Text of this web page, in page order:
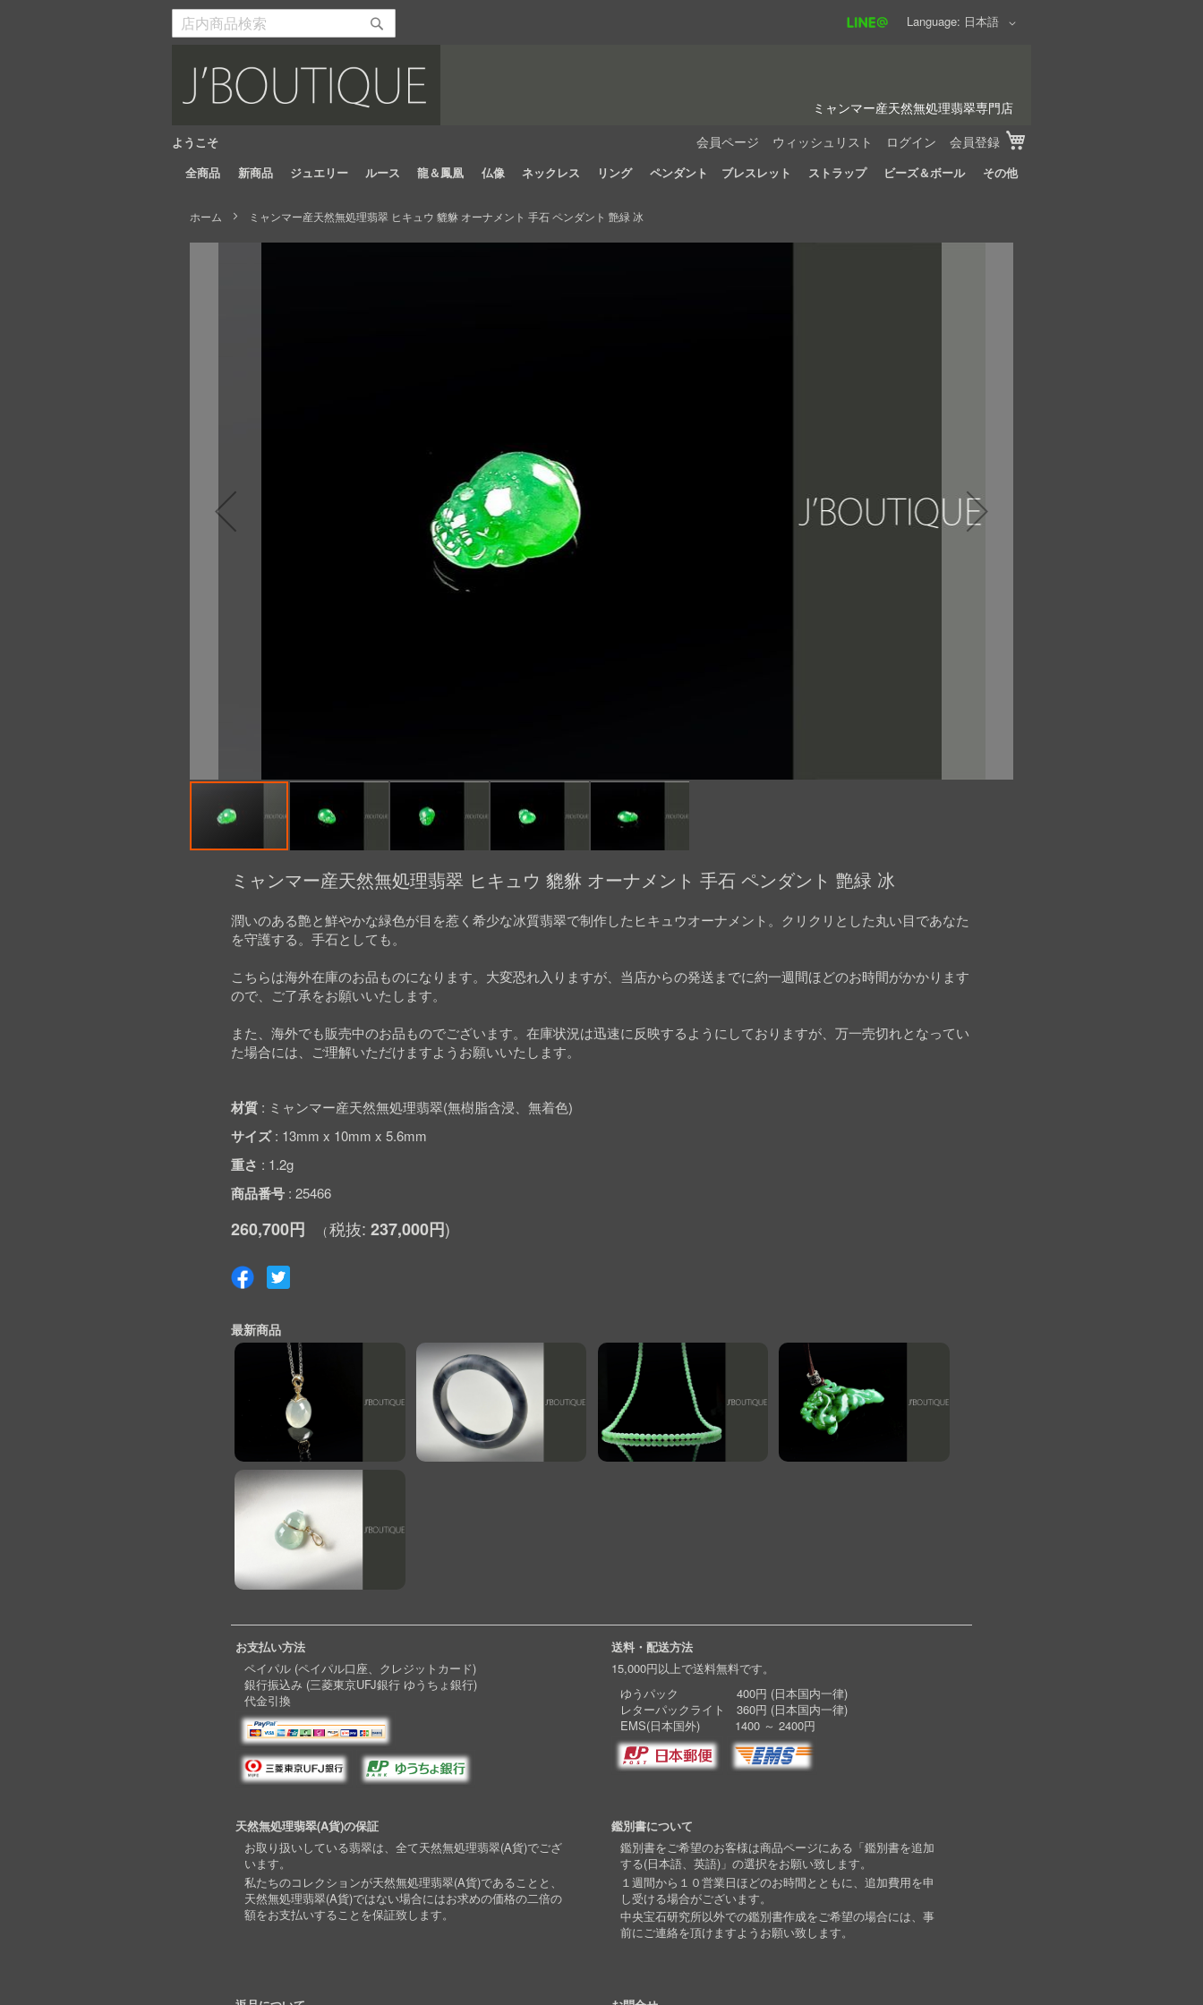
Language
日本語
会員ページ ウィッシュリスト ログイン 会員登録
Skip
ミャンマー産天然無処理翡翠専門店
ようこそ
検
検
始
全商品 新商品 ジュエリー ルース 龍＆鳳凰 仏像 ネックレス リング ペンダント ブレスレット ストラップ ビーズ＆ボール その他
ホーム ミャンマー産天然無処理翡翠 ヒキュウ 貔貅 オーナメント 手石 ペンダント 艶緑 冰
ミャンマー産天然無処理翡翠 ヒキュウ 貔貅 オーナメント 手石 ペンダント 艶緑 冰
潤いのある艶と鮮やかな緑色が目を惹く希少な冰質翡翠で制作したヒキュウオーナメント。クリクリとした丸い目であなた
を守護する。手石としても。
こちらは海外在庫のお品ものになります。大変恐れ入りますが、当店からの発送までに約一週間ほどのお時間がかかります
ので、ご了承をお願いいたします。
また、海外でも販売中のお品ものでございます。在庫状況は迅速に反映するようにしておりますが、万一売切れとなってい
た場合には、ご理解いただけますようお願いいたします。
材質 ミャンマー産天然無処理翡翠(無樹脂含浸、無着色)
サイズ 13mm x 10mm x 5.6mm
重さ 1.2g
商品番号 25466
260,700円 237,000円
最新商品
お支払い方法
ペイパル (ペイパル口座、クレジットカード)
銀行振込み (三菱東京UFJ銀行 ゆうちょ銀行)
代金引換
送料・配送方法
15,000円以上で送料無料です。
ゆうパック 400円 (日本国内一律)
レターパックライト 360円 (日本国内一律)
EMS(日本国外) 1400 ～ 2400円
天然無処理翡翠(A貨)の保証
お取り扱いしている翡翠は、全て天然無処理翡翠(A貨)でござ
います。
私たちのコレクションが天然無処理翡翠(A貨)であることと、
天然無処理翡翠(A貨)ではない場合にはお求めの価格の二倍の
額をお支払いすることを保証致します。
鑑別書について
鑑別書をご希望のお客様は商品ページにある「鑑別書を追加
する(日本語、英語)」の選択をお願い致します。
１週間から１０営業日ほどのお時間とともに、追加費用を申
し受ける場合がございます。
中央宝石研究所以外での鑑別書作成をご希望の場合には、事
前にご連絡を頂けますようお願い致します。